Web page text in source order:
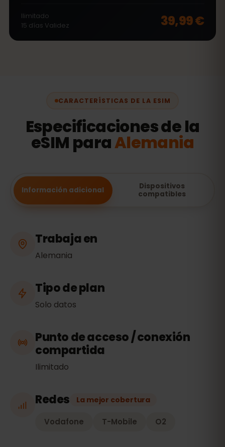
Ilimitado
15 días Validez 39,99 €
CARACTERÍSTICAS DE LA ESIM
Especificaciones de la
eSIM paraAlemania
Información adicional
Dispositivos
compatibles
Trabaja en
Alemania
Tipo de plan
Solo datos
Punto de acceso / conexión
compartida
Ilimitado
Redes La mejor cobertura
Vodafone T-Mobile O2